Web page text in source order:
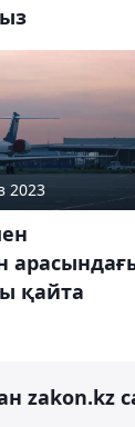
2023
қайта
zakon.kz